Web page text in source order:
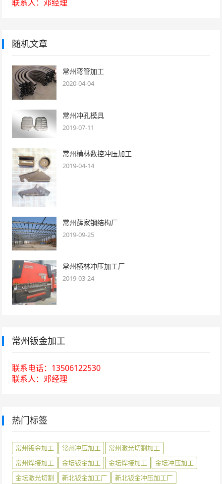
联系人：邓经理
随机文章
常州弯管加工
2020-04-04
常州冲孔模具
2019-07-11
常州横林数控冲压加工
2019-04-14
常州薛家钢结构厂
2019-09-25
常州横林冲压加工厂
2019-03-24
常州钣金加工
联系电话：13506122530
联系人：邓经理
热门标签
常州钣金加工 常州冲压加工
常州激光切割加工
常州焊接加工
金坛钣金加工 金坛焊接加工
金坛冲压加工
金坛激光切割
新北钣金加工厂
新北钣金冲压加工厂